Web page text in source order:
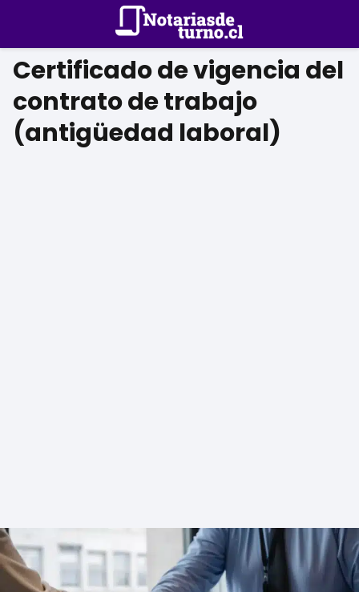
Certificado de vigencia del
contrato de trabajo
(antigüedad laboral)